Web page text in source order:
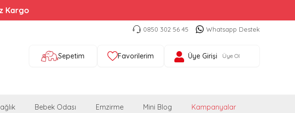
Kargo
0850 302 56 45 Whatsapp Destek
Sepetim Favorilerim Üye Girişi Üye Ol
Bebek Odası Emzirme Mini Blog Kampanyalar